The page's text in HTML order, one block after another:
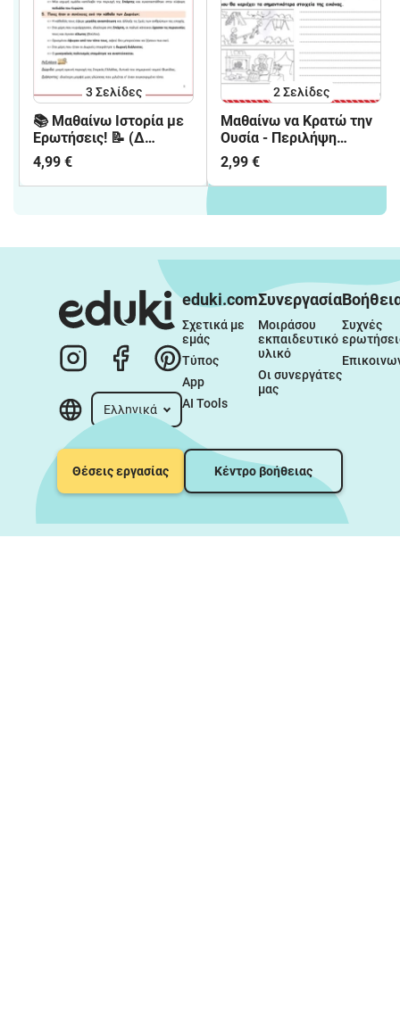
3 Σελίδες
📚 Μαθαίνω Ιστορία με
Ερωτήσεις! 📝 (Δ
ΔΗΜΟΤΙΚΟΥ) Α ΜΕΡΟΣ
4,99 €
2Σελίδες
Μαθαίνω να Κρατώ την
Ουσία - Περιλήψη
Δημοτικού✍📖
2,99 €
Ελληνικά
eduki.com
Σχετικά με
εμάς
Τύπος
App
AI Tools
Συνεργασία
Μοιράσου
εκπαιδευτικό
υλικό
Οι συνεργάτες
μας
Συχνές
Θέσεις εργασίας Κέντρο βοήθειας